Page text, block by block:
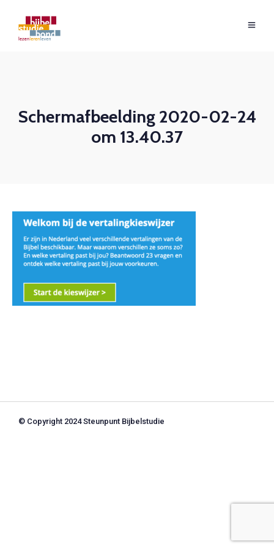
Schermafbeelding 2020-02-24
om 13.40.37
© Copyright 2024 Steunpunt Bijbelstudie